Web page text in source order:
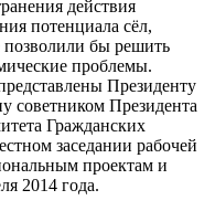
действия
потенциала сёл,
позволили бы решить
проблемы.
Президенту
советником Президента
Гражданских
заседании рабочей
проектам и
2014 года.